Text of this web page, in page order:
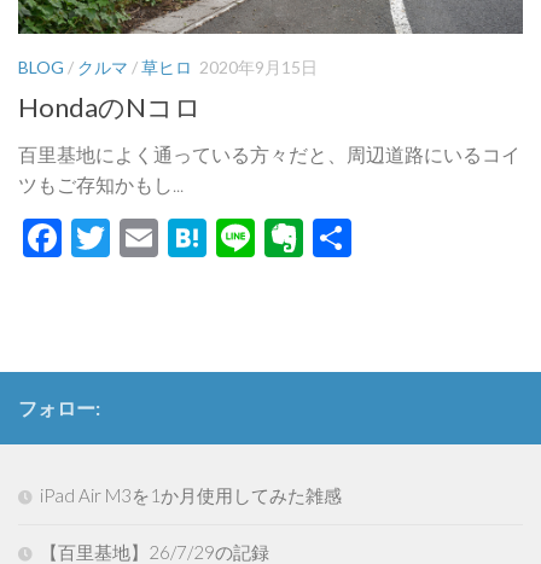
BLOG / クルマ /草ヒロ 2020年9月15日
HondaのNコロ
百里基地によく通っている方々だと、周辺道路にいるコイ
ツもご存知かもし...
Facebook
Twitter
EmailHatena
LineEvernote
フォロー:
iPad Air M3を1か月使用してみた雑感
【百里基地】26/7/29の記録